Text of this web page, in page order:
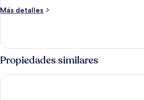
Más detalles
Más
junior
Propiedades similares
B2 Phitsanulok Boutique & Budget Hotel